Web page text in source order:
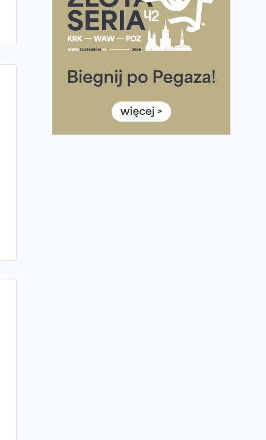
bieganiu?
Co ma dużo białka? Produkty, które warto
włączyć do diety
półmaratonem
Już w tę sobotę 35. Bieg Powstania
Warszawskiego. Wystartuje rekordowa liczba